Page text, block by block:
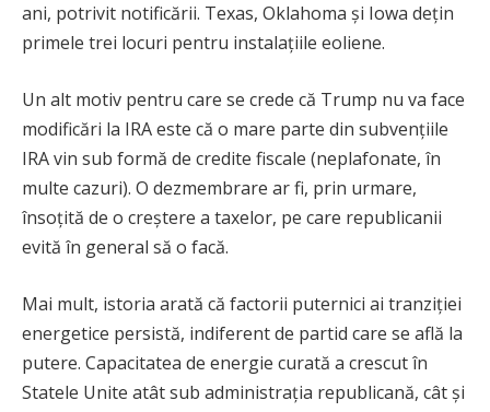
ani, potrivit notificării. Texas, Oklahoma și Iowa dețin
primele trei locuri pentru instalațiile eoliene.
Un alt motiv pentru care se crede că Trump nu va face
modificări la IRA este că o mare parte din subvențiile
IRA vin sub formă de credite fiscale (neplafonate, în
multe cazuri). O dezmembrare ar fi, prin urmare,
însoțită de o creștere a taxelor, pe care republicanii
evită în general să o facă.
Mai mult, istoria arată că factorii puternici ai tranziției
energetice persistă, indiferent de partid care se află la
putere. Capacitatea de energie curată a crescut în
Statele Unite atât sub administrația republicană, cât și